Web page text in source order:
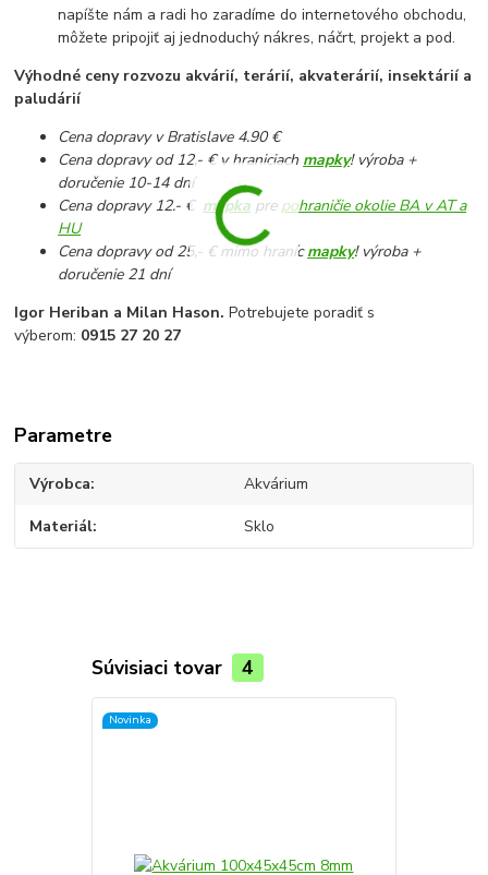
napíšte nám a radi ho zaradíme do internetového obchodu,
môžete pripojiť aj jednoduchý nákres, náčrt, projekt a pod.
Výhodné ceny rozvozu akvárií, terárií, akvaterárií, insektárií a
paludárií
Cena dopravy v Bratislave 4.90 €
Cena dopravy od 12,- € v hraniciach mapky! výroba +
doručenie 10-14 dní
Cena dopravy 12.- € mapka pre pohraničie okolie BA v AT a
HU
Cena dopravy od 25,- € mimo hranícmapky! výroba +
doručenie 21 dní
Igor Heriban a Milan Hason.Potrebujete poradiť s
výberom: 0915 27 20 27
Parametre
Výrobca Akvárium
Materiál Sklo
Súvisiaci tovar 4
Novinka